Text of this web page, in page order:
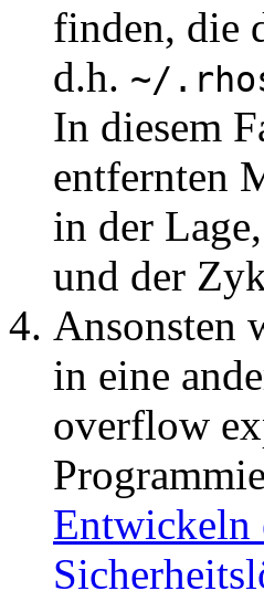
finden, die
d.h. ~/
In diesem
entfernten
in der
und der
Ansonsten
in eine
overflow
Entwickeln